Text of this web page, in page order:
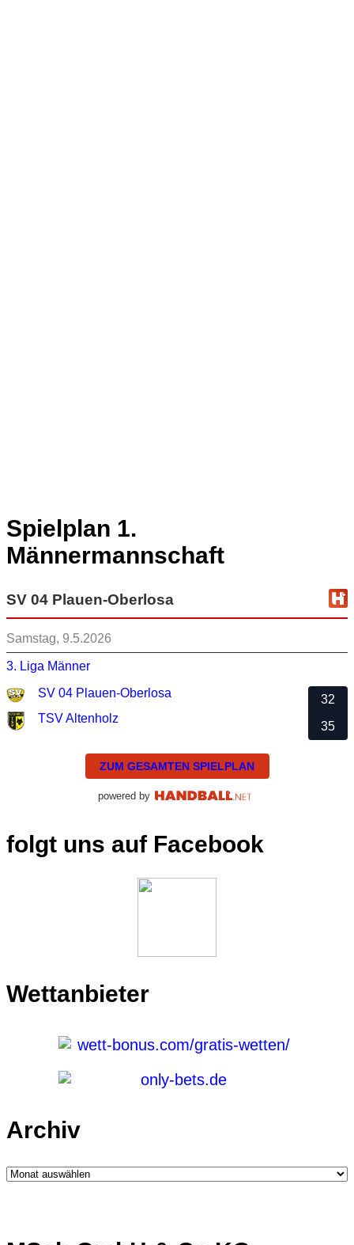
Spielplan 1.
Männermannschaft
SV 04 Plauen-Oberlosa
Samstag, 9.5.2026
3. Liga Männer
SV 04 Plauen-Oberlosa
TSV Altenholz
32
35
ZUM GESAMTEN SPIELPLAN
powered by
folgt uns auf Facebook
Wettanbieter
Archiv
Archiv